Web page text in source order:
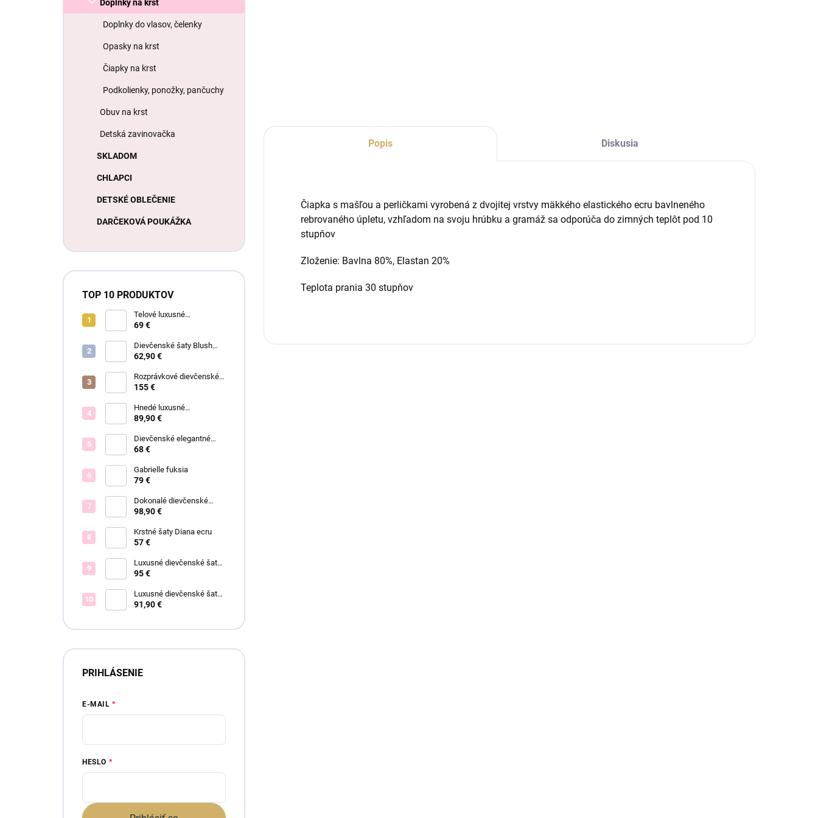
Doplnky na krst
Doplnky do vlasov, čelenky
Opasky na krst
Čiapky na krst
Podkolienky, ponožky, pančuchy
Obuv na krst
Detská zavinovačka
SKLADOM
CHLAPCI
DETSKÉ OBLEČENIE
DARČEKOVÁ POUKÁŽKA
TOP 10 PRODUKTOV
Telové luxusné
dievčenské šaty Eva
69 €
Dievčenské šaty Blush
Grace pink
62,90 €
Rozprávkové dievčenské
šaty Fiona
155 €
Hnedé luxusné
dievčenské šaty Linda
89,90 €
Dievčenské elegantné
šaty Lisa
68 €
Gabrielle fuksia
79 €
Dokonalé dievčenské
spoločenské šaty Bianca
98,90 €
Krstné šaty Diana ecru
57 €
Luxusné dievčenské šaty
Blush Bloom
95 €
Luxusné dievčenské šaty
Elsa blue
91,90 €
PRIHLÁSENIE
E-MAIL
HESLO
Popis Diskusia
Čiapka s mašľou a perličkami vyrobená z dvojitej vrstvy mäkkého elastického ecru bavlneného
rebrovaného úpletu, vzhľadom na svoju hrúbku a gramáž sa odporúča do zimných teplôt pod 10
stupňov
Zloženie: Bavlna 80%, Elastan 20%
Teplota prania 30 stupňov